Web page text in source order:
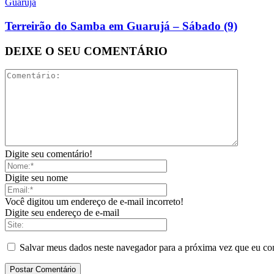
Guarujá
Terreirão do Samba em Guarujá – Sábado (9)
DEIXE O SEU COMENTÁRIO
Digite seu comentário!
Digite seu nome
Você digitou um endereço de e-mail incorreto!
Digite seu endereço de e-mail
Salvar meus dados neste navegador para a próxima vez que eu